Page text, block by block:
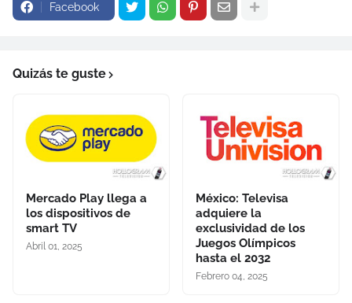
Facebook
Quizás te guste
Mercado Play llega a
los dispositivos de
smart TV
Abril 01, 2025
México: Televisa
adquiere la
exclusividad de los
Juegos Olímpicos
hasta el 2032
Febrero 04, 2025